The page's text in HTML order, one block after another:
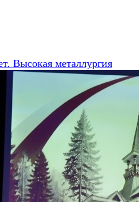
Высокая металлургия